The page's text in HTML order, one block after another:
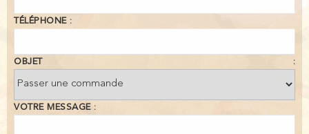
TÉLÉPHONE :
OBJET :
VOTRE MESSAGE :